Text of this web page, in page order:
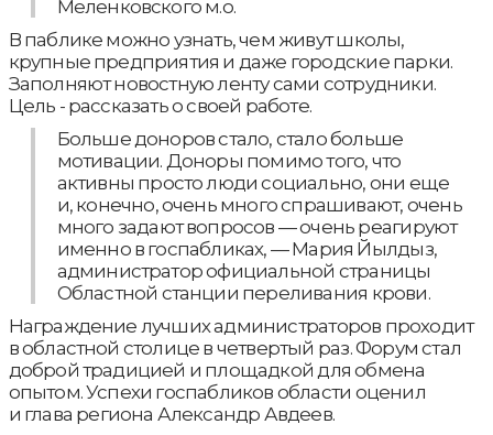
Меленковского м.о.
В паблике можно узнать, чем живут школы,
крупные предприятия и даже городские парки.
Заполняют новостную ленту сами сотрудники.
Цель - рассказать о своей работе.
Больше доноров стало, стало больше
мотивации. Доноры помимо того, что
активны просто люди социально, они еще
и, конечно, очень много спрашивают, очень
много задают вопросов — очень реагируют
именно в госпабликах, — Мария Йылдыз,
администратор официальной страницы
Областной станции переливания крови.
Награждение лучших администраторов проходит
в областной столице в четвертый раз. Форум стал
доброй традицией и площадкой для обмена
опытом. Успехи госпабликов области оценил
и глава региона Александр Авдеев.